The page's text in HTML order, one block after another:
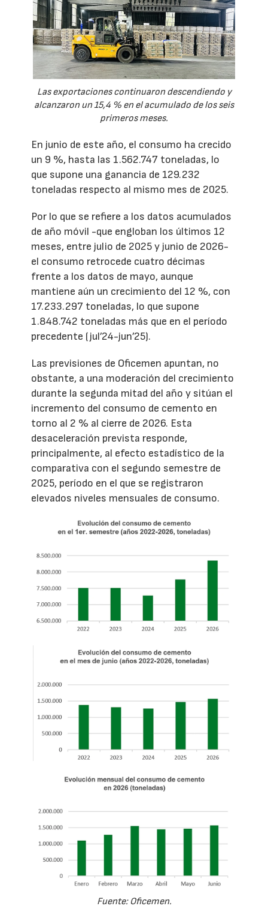
Las exportaciones continuaron descendiendo y
alcanzaron un 15,4 % en el acumulado de los seis
primeros meses.
En junio de este año, el consumo ha crecido
un 9 %, hasta las 1.562.747 toneladas, lo
que supone una ganancia de 129.232
toneladas respecto al mismo mes de 2025.
Por lo que se refiere a los datos acumulados
de año móvil -que engloban los últimos 12
meses, entre julio de 2025 y junio de 2026-
el consumo retrocede cuatro décimas
frente a los datos de mayo, aunque
mantiene aún un crecimiento del 12 %, con
17.233.297 toneladas, lo que supone
1.848.742 toneladas más que en el período
precedente (jul’24-jun’25).
Las previsiones de Oficemen apuntan, no
obstante, a una moderación del crecimiento
durante la segunda mitad del año y sitúan el
incremento del consumo de cemento en
torno al 2 % al cierre de 2026. Esta
desaceleración prevista responde,
principalmente, al efecto estadístico de la
comparativa con el segundo semestre de
2025, período en el que se registraron
elevados niveles mensuales de consumo.
Fuente: Oficemen.